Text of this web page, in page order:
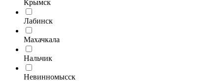
Крымск
Лабинск
Махачкала
Нальчик
Невинномысск